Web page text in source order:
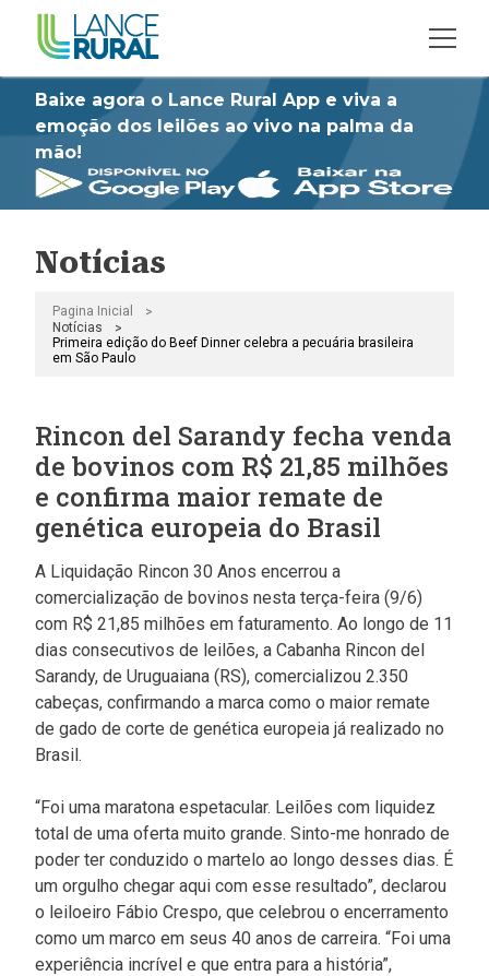
Baixe agora o Lance Rural App e viva a
emoção dos leilões ao vivo na palma da
mão!
Notícias
Pagina Inicial >
Notícias >
Primeira edição do Beef Dinner celebra a pecuária brasileira
em São Paulo
Rincon del Sarandy fecha venda
de bovinos com R$ 21,85 milhões
e confirma maior remate de
genética europeia do Brasil
A Liquidação Rincon 30 Anos encerrou a
comercialização de bovinos nesta terça-feira (9/6)
com R$ 21,85 milhões em faturamento. Ao longo de 11
dias consecutivos de leilões, a Cabanha Rincon del
Sarandy, de Uruguaiana (RS), comercializou 2.350
cabeças, confirmando a marca como o maior remate
de gado de corte de genética europeia já realizado no
Brasil.
“Foi uma maratona espetacular. Leilões com liquidez
total de uma oferta muito grande. Sinto-me honrado de
poder ter conduzido o martelo ao longo desses dias. É
um orgulho chegar aqui com esse resultado”, declarou
o leiloeiro Fábio Crespo, que celebrou o encerramento
como um marco em seus 40 anos de carreira. “Foi uma
experiência incrível e que entra para a história”,